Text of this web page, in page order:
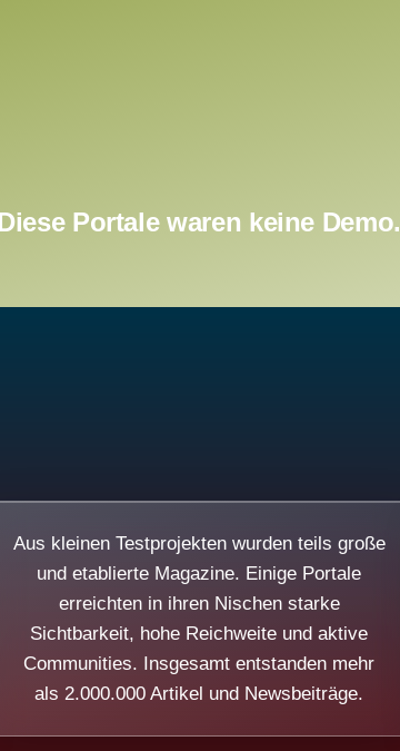
Portale waren keine Demo.
Aus kleinen Testprojekten wurden teils große
und etablierte Magazine. Einige Portale
erreichten in ihren Nischen starke
Sichtbarkeit, hohe Reichweite und aktive
Communities. Insgesamt entstanden mehr
als 2.000.000 Artikel und Newsbeiträge.